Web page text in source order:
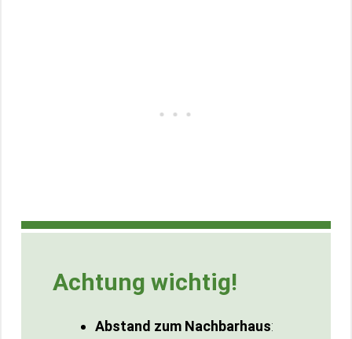
Achtung wichtig!
Abstand zum Nachbarhaus: